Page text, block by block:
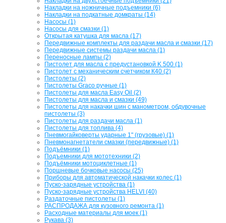
Накладки на ножничные подъемники (6)
Накладки на подкатные домкраты (14)
Насосы (1)
Насосы для смазки (1)
Открытая катушка для масла (17)
Передвижные комплекты для раздачи масла и смазки (17)
Передвижные системы раздачи масла (1)
Переносные лампы (2)
Пистолет для масла с предустановкой K 500 (1)
Пистолет с механическим счетчиком К40 (2)
Пистолеты (2)
Пистолеты Graco ручные (1)
Пистолеты для масла Easy Oil (2)
Пистолеты для масла и смазки (49)
Пистолеты для накачки шин с манометром, обдувочные
пистолеты (3)
Пистолеты для раздачи масла (1)
Пистолеты для топлива (4)
Пневмогайковерты ударные 1" (грузовые) (1)
Пневмонагнетатели смазки (передвижные) (1)
Подъёмники (1)
Подъемники для мототехники (2)
Подъёмники мотоциклетные (1)
Поршневые бочковые насосы (25)
Приборы для автоматической накачки колес (1)
Пуско-зарядные устройства (1)
Пуско-зарядные устройства HELVI (40)
Раздаточные пистолеты (1)
РАСПРОДАЖА для кузовного ремонта (1)
Расходные материалы для моек (1)
Рукава (3)